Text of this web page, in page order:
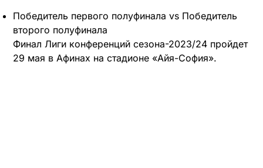
Победитель первого полуфинала vs Победитель
второго полуфинала
Финал Лиги конференций сезона-2023/24 пройдет
29 мая в Афинах на стадионе «Айя-София».